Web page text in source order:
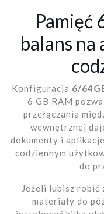
Pamięć
balans na
Konfiguracja 6/
6 GB RAM
przełączania
wewnętrznej
dokumenty i
codziennym
do
Jeżeli lubisz robić
materiały do